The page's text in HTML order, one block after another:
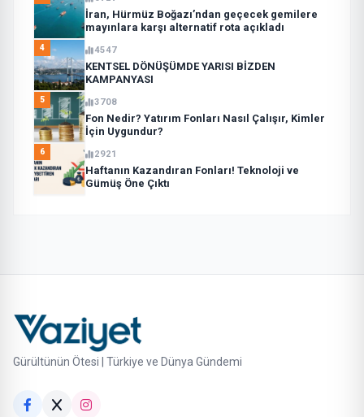
İran, Hürmüz Boğazı’ndan geçecek gemilere
mayınlara karşı alternatif rota açıkladı
4 4547
KENTSEL DÖNÜŞÜMDE YARISI BİZDEN
KAMPANYASI
5 3708
Fon Nedir? Yatırım Fonları Nasıl Çalışır, Kimler
İçin Uygundur?
6 2921
Haftanın Kazandıran Fonları! Teknoloji ve
Gümüş Öne Çıktı
Gürültünün Ötesi | Türkiye ve Dünya Gündemi